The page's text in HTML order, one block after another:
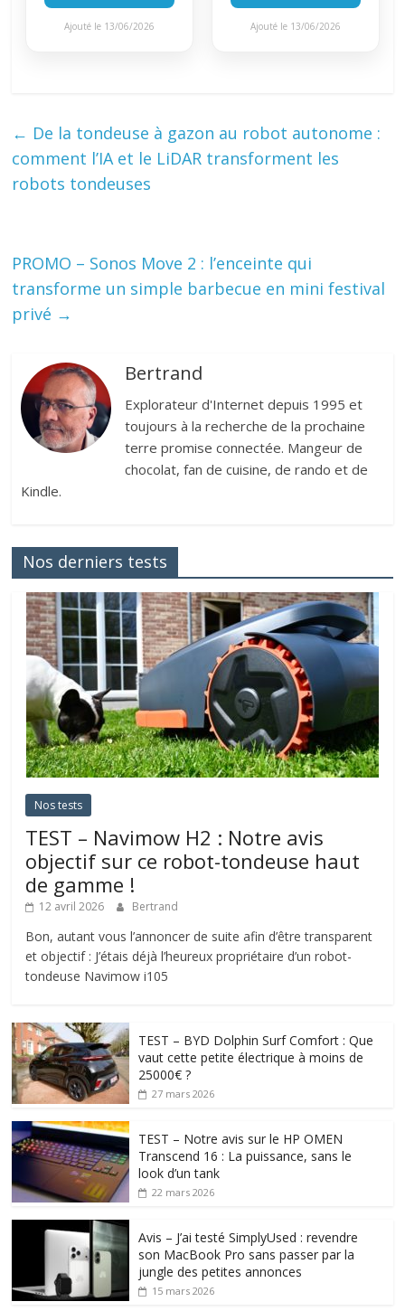
Ajouté le 13/06/2026 Ajouté le 13/06/2026
← De la tondeuse à gazon au robot autonome :
comment l’IA et le LiDAR transforment les
robots tondeuses
PROMO – Sonos Move 2 : l’enceinte qui
transforme un simple barbecue en mini festival
privé →
Bertrand
Explorateur d'Internet depuis 1995 et
toujours à la recherche de la prochaine
terre promise connectée. Mangeur de
chocolat, fan de cuisine, de rando et de
Kindle.
Nos derniers tests
Nos tests
TEST – Navimow H2 : Notre avis
objectif sur ce robot-tondeuse haut
de gamme !
12 avril 2026 Bertrand
Bon, autant vous l’annoncer de suite afin d’être transparent
et objectif : J’étais déjà l’heureux propriétaire d’un robot-
tondeuse Navimow i105
TEST – BYD Dolphin Surf Comfort : Que
vaut cette petite électrique à moins de
25000€ ?
27 mars 2026
TEST – Notre avis sur le HP OMEN
Transcend 16 : La puissance, sans le
look d’un tank
22 mars 2026
Avis – J’ai testé SimplyUsed : revendre
son MacBook Pro sans passer par la
jungle des petites annonces
15 mars 2026